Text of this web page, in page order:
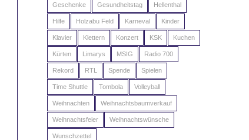
Geschenke Gesundheitstag Hellenthal
Hilfe Holzabu Feld Karneval Kinder
Klavier Klettern Konzert KSK Kuchen
Kürten Limarys MSIG Radio 700
Rekord RTL Spende Spielen
Time Shuttle Tombola Volleyball
Weihnachten Weihnachtsbaumverkauf
Weihnachtsfeier Weihnachtswünsche
Wunschzettel